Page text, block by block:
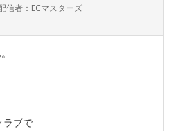
者：ECマスターズ
ラブで